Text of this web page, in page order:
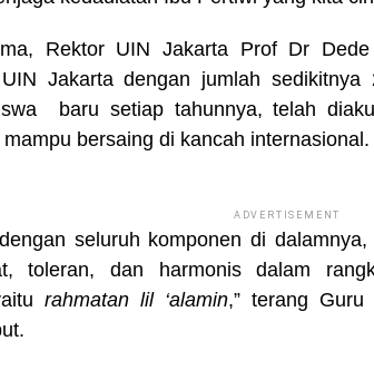
Rektor UIN Jakarta Prof Dr
Jakarta dengan jumlah
baru setiap tahunnya, telah
bersaing di kancah internasional.
ADVERTISEMENT
seluruh komponen di
toleran, dan harmonis dalam
rahmatan lil ‘alamin,” terang Guru